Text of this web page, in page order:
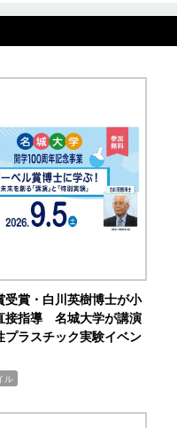
受賞・白川英樹博士が小
接指導 名城大学が講演
プラスチック実験イベン
ル